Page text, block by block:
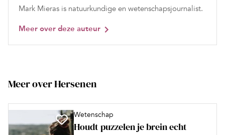
Mark Mieras is natuurkundige en wetenschapsjournalist.
Meer over deze auteur
Meer over Hersenen
Wetenschap
Houdt puzzelen je brein echt